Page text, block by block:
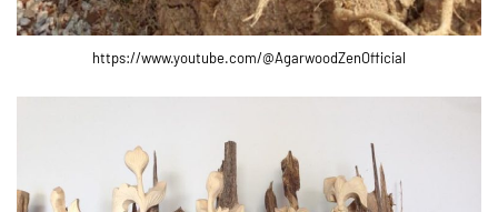
https://www.youtube.com/@AgarwoodZenOfficial